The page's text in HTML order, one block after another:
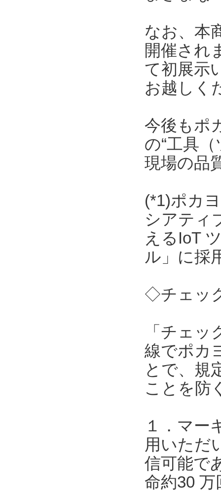
なお、本
開催され
て初展示
お越しく
今後もポ
の“工具
現場の品
(*1)ポカ
シアティ
えるIoT
ル」に採
◇チェッ
「チェ
線でポカ
とで、規
ことを防
１．マー
用いただ
信可能で
命約30